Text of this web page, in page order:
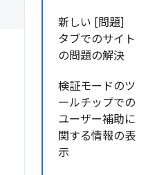
新しい [問題]
タブでのサイト
の問題の解決
検証モードのツ
ールチップでの
ユーザー補助に
関する情報の表
示